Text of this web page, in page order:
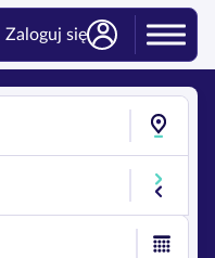
Zaloguj się